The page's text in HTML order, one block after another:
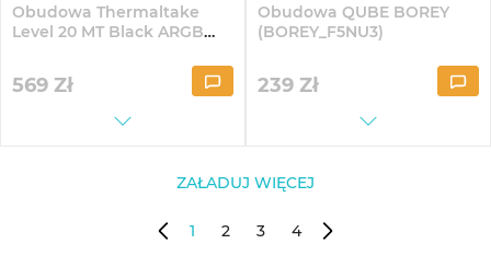
Obudowa Thermaltake
Level 20 MT Black ARGB
569 Zł
Obudowa QUBE BOREY
(BOREY_F5NU3)
239 Zł
ZAŁADUJ WIĘCEJ
1 2 3 4